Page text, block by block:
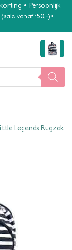
• Persoonlijk
vanaf 150,-)•
Legends Rugzak